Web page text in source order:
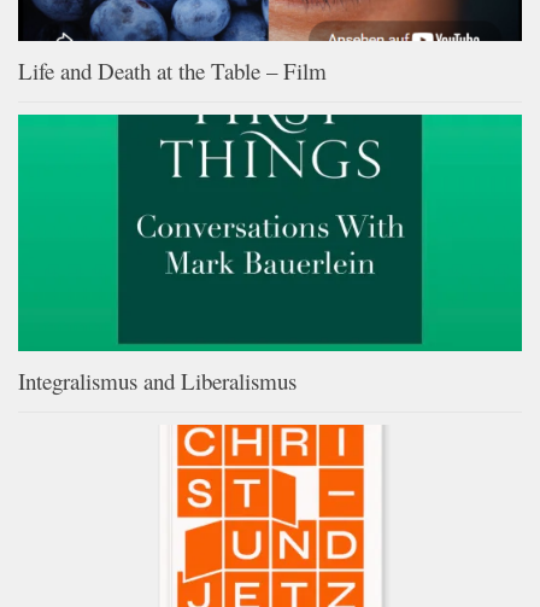
Life and Death at the Table – Film
Integralismus and Liberalismus